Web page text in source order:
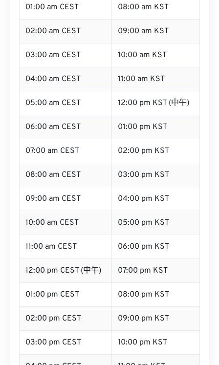
01:00 am CEST 08:00 am KST
02:00 am CEST 09:00 am KST
03:00 am CEST 10:00 am KST
04:00 am CEST 11:00 am KST
05:00 am CEST 12:00 pm KST (中午)
06:00 am CEST 01:00 pm KST
07:00 am CEST 02:00 pm KST
08:00 am CEST 03:00 pm KST
09:00 am CEST 04:00 pm KST
10:00 am CEST 05:00 pm KST
11:00 am CEST 06:00 pm KST
12:00 pm CEST (中午) 07:00 pm KST
01:00 pm CEST 08:00 pm KST
02:00 pm CEST 09:00 pm KST
03:00 pm CEST 10:00 pm KST